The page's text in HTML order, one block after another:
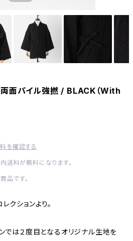
面パイル強撚 / BLACK（With
を確認する
料が無料になります。
品です。
クションより。
では２度目となるオリジナル生地を